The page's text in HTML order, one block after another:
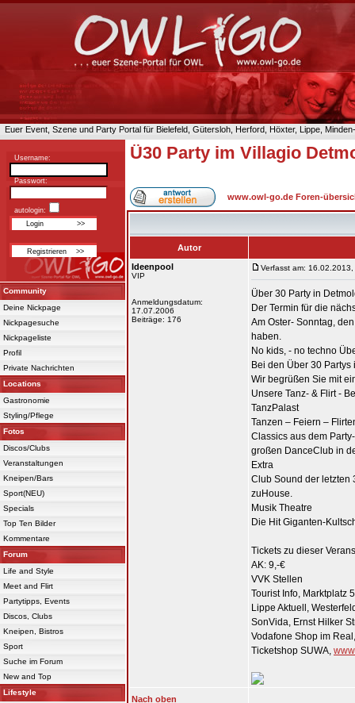
Euer Event, Szene und Party Portal für Bielefeld, Gütersloh, Herford, Höxter, Lippe,
Username:
Passwort:
autologin:
Community
Deine Nickpage
Nickpagesuche
Nickpageliste
Profil
Private Nachrichten
Locations
Gastronomie
Styling/Pflege
Fotos
Discos/Clubs
Veranstaltungen
Kneipen/Bars
Sport(NEU)
Specials
Top Ten Bilder
Kommentare
Forum
Life and Style
Meet and Flirt
Partytipps, Events
Discos, Clubs
Kneipen, Bistros
Sport
Suche im Forum
New and Top
Lifestyle
Ü30 Party im Villagio
www.owl-go.de Foren-
Autor
Ideenpool
VIP
Anmeldungsdatum:
17.07.2006
Beiträge: 176
Verfasst am:
Über 30 Party in
Der Termin für die
Am Oster- Sonntag,
haben.
No kids, - no techno
Bei den Über 30
Wir begrüßen Sie mit
Unsere Tanz- & Flirt -
TanzPalast
Tanzen – Feiern –
Classics aus dem
großen DanceClub in
Extra
Club Sound der letzten
zuHouse.
Musik Theatre
Die Hit Giganten-
Tickets zu dieser
AK: 9,-€
VVK Stellen
Tourist Info, Marktplatz
Lippe Aktuell,
SonVida, Ernst Hilker
Vodafone Shop im
Ticketshop SUWA,
Nach oben